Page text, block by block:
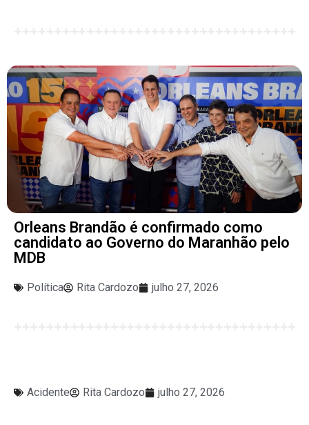
Orleans Brandão é confirmado como
candidato ao Governo do Maranhão pelo
MDB
Política Rita Cardozo julho 27, 2026
Acidente Rita Cardozo julho 27, 2026